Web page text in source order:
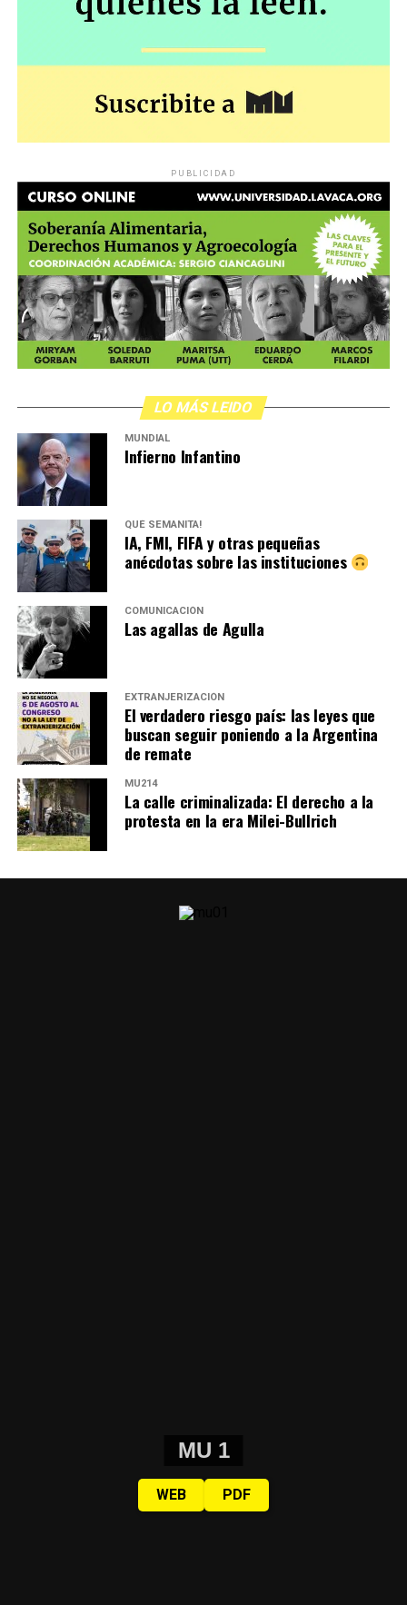
PUBLICIDAD
LO MÁS LEIDO
MUNDIAL
Infierno Infantino
QUÉ SEMANITA!
IA, FMI, FIFA y otras pequeñas
anécdotas sobre las instituciones
COMUNICACIÓN
Las agallas de Agulla
EXTRANJERIZACIÓN
El verdadero riesgo país: las leyes que
buscan seguir poniendo a la Argentina
de remate
MU214
La calle criminalizada: El derecho a la
protesta en la era Milei-Bullrich
MU 1
WEB PDF